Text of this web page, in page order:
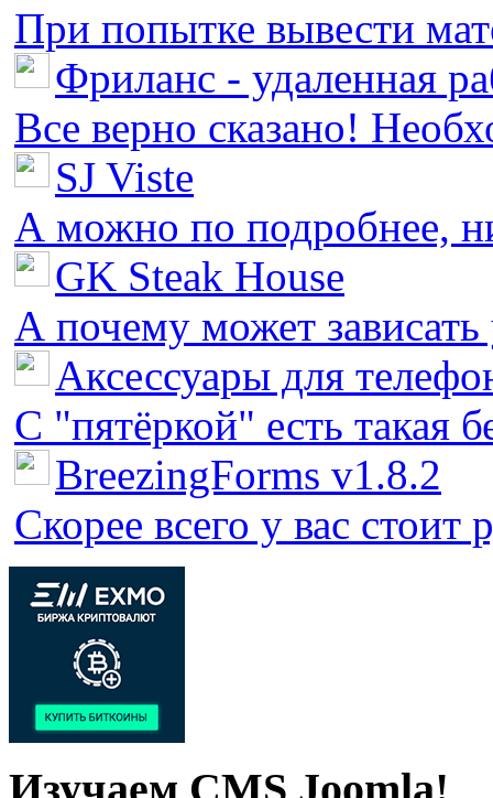
При попытке вывести
Фриланс - удаленная
Все верно сказано!
SJ Viste
А можно по подробнее,
GK Steak House
А почему может зависать
Аксессуары для
С "пятёркой" есть такая
BreezingForms v1.8.2
Скорее всего у вас стоит